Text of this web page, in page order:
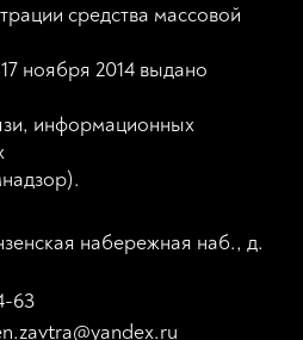
средства массовой
ноября 2014 выдано
информационных
набережная наб., д.
63